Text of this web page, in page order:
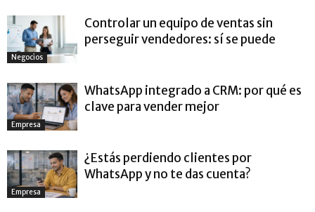
Negocios
Controlar un equipo de ventas sin
perseguir vendedores: sí se puede
Empresa
WhatsApp integrado a CRM: por qué es
clave para vender mejor
Empresa
¿Estás perdiendo clientes por
WhatsApp y no te das cuenta?